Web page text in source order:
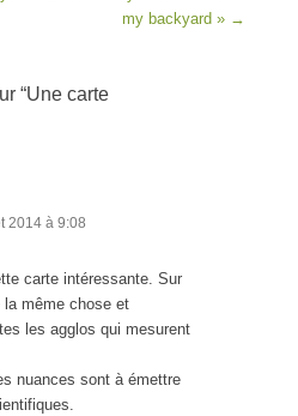
my backyard » →
“Une carte
2014 à 9:08
carte intéressante. Sur
même chose et
les agglos qui mesurent
nuances sont à émettre